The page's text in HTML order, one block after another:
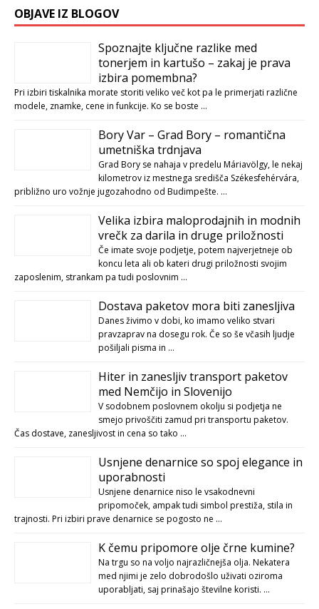
OBJAVE IZ BLOGOV
Spoznajte ključne razlike med
tonerjem in kartušo – zakaj je prava
izbira pomembna?
Pri izbiri tiskalnika morate storiti veliko več kot pa le primerjati različne
modele, znamke, cene in funkcije. Ko se boste …
Bory Var – Grad Bory – romantična
umetniška trdnjava
Grad Bory se nahaja v predelu Máriavölgy, le nekaj
kilometrov iz mestnega središča Székesfehérvára,
približno uro vožnje jugozahodno od Budimpešte. …
Velika izbira maloprodajnih in modnih
vrečk za darila in druge priložnosti
Če imate svoje podjetje, potem najverjetneje ob
koncu leta ali ob kateri drugi priložnosti svojim
zaposlenim, strankam pa tudi poslovnim …
Dostava paketov mora biti zanesljiva
Danes živimo v dobi, ko imamo veliko stvari
pravzaprav na dosegu rok. Če so še včasih ljudje
pošiljali pisma in …
Hiter in zanesljiv transport paketov
med Nemčijo in Slovenijo
V sodobnem poslovnem okolju si podjetja ne
smejo privoščiti zamud pri transportu paketov.
Čas dostave, zanesljivost in cena so tako …
Usnjene denarnice so spoj elegance in
uporabnosti
Usnjene denarnice niso le vsakodnevni
pripomoček, ampak tudi simbol prestiža, stila in
trajnosti. Pri izbiri prave denarnice se pogosto ne …
K čemu pripomore olje črne kumine?
Na trgu so na voljo najrazličnejša olja. Nekatera
med njimi je zelo dobrodošlo uživati oziroma
uporabljati, saj prinašajo številne koristi. …